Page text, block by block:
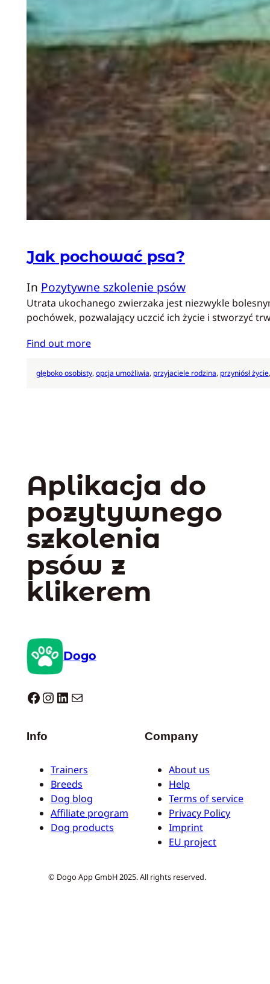
Jak pochować psa?
In Pozytywne szkolenie psów
Utrata ukochanego zwierzaka jest niezwykle
pochówek, pozwalający uczcić ich życie i stworzyć
Find out more
głęboko osobisty, opcja umożliwia, przyjaciele rodzina, przyniósł życie
Aplikacja do
pozytywnego
szkolenia
psów z
klikerem
Dogo
Dogo facebook InstagramLinkedIn Mail
Info
Trainers
Breeds
Dog blog
Affiliate program
Dog products
Company
About us
Help
Terms of service
Privacy Policy
Imprint
EU project
© Dogo App GmbH 2025. All rights reserved.